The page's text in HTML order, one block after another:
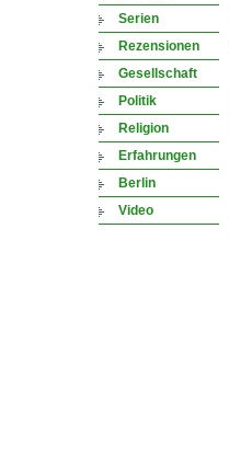
Serien
Rezensionen
Gesellschaft
Politik
Religion
Erfahrungen
Berlin
Video